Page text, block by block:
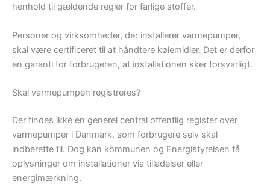
henhold til gældende regler for farlige stoffer.
Personer og virksomheder, der installerer varmepumper,
skal være certificeret til at håndtere kølemidler. Det er derfor
en garanti for forbrugeren, at installationen sker forsvarligt.
Skal varmepumpen registreres?
Der findes ikke en generel central offentlig register over
varmepumper i Danmark, som forbrugere selv skal
indberette til. Dog kan kommunen og Energistyrelsen få
oplysninger om installationer via tilladelser eller
energimærkning.